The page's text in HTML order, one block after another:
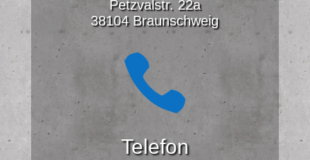
Petzvalstr. 22a
38104 Braunschweig

Telefon